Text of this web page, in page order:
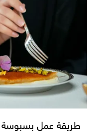
طريقة عمل بسبوسة